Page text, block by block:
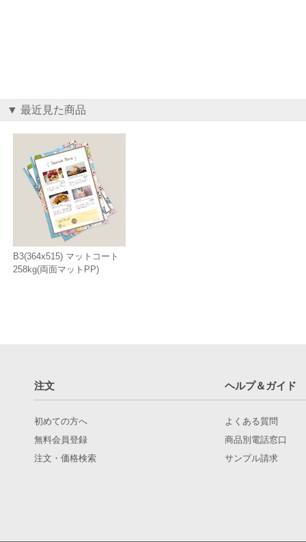
▼ 最近見た商品
B3(364x515) マットコート
258kg(両面マットPP)
注文 ヘルプ＆ガイド
初めての方へ
無料会員登録
注文・価格検索
よくある質問
商品別電話窓口
サンプル請求